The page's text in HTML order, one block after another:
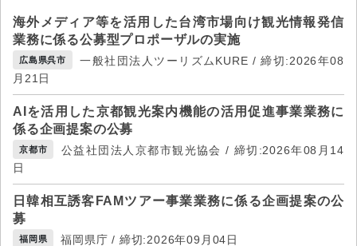
海外メディア等を活用した台湾市場向け観光情報発信
業務に係る公募型プロポーザルの実施
広島県呉市
一般社団法人ツーリズムKURE / 締切:2026年08
月21日
AIを活用した京都観光案内機能の活用促進事業業務に
係る企画提案の公募
京都市
公益社団法人京都市観光協会 / 締切:2026年08月14
日
日韓相互誘客FAMツアー事業業務に係る企画提案の公
募
福岡県 福岡県庁 / 締切:2026年09月04日